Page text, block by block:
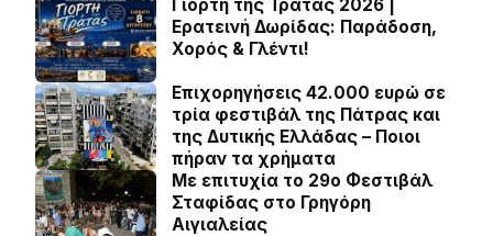
Γιορτή της Τράτας 2026 |
Ερατεινή Δωρίδας: Παράδοση,
Χορός & Γλέντι!
Επιχορηγήσεις 42.000 ευρώ σε
τρία φεστιβάλ της Πάτρας και
της Δυτικής Ελλάδας – Ποιοι
πήραν τα χρήματα
Με επιτυχία το 29ο Φεστιβάλ
Σταφίδας στο Γρηγόρη
Aιγιαλείας